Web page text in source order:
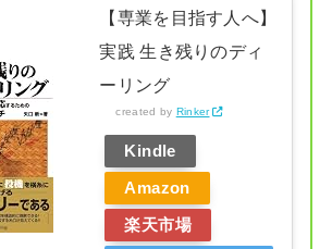
【専業を目指す人へ】
実践 生き残りのディ
ーリング
created by Rinker
Kindle
Amazon
楽天市場